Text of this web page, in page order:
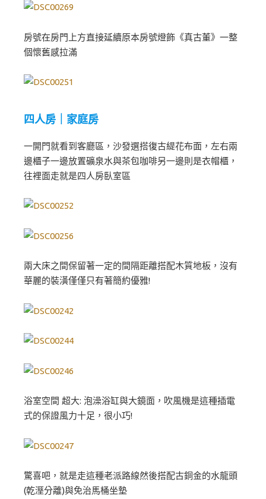
房號在房門上方直接延續原本房號燈飾《真古董》一整
個懷舊感拉滿
四人房｜家庭房
一開門就看到客廳區，沙發選搭復古緹花布面，左右兩
邊櫃子一邊放置礦泉水與茶包咖啡另一邊則是衣帽櫃，
往裡面走就是四人房臥室區
兩大床之間保留著一定的間隔距離搭配木質地板，沒有
華麗的裝潢僅僅只有著簡約優雅!
浴室空間 超大: 泡澡浴缸與大鏡面，吹風機是這種插電
式的保證風力十足，很小巧!
驚喜吧，就是走這種老派路線然後搭配古銅金的水龍頭
(乾溼分離)與免治馬桶坐墊